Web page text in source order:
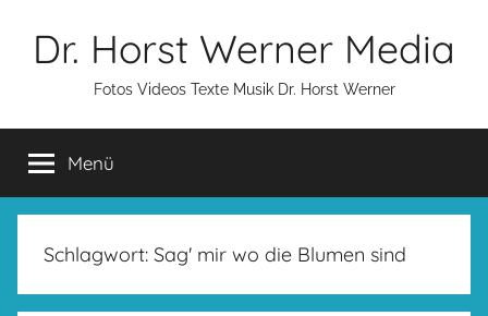
InhaltDr. Horst Werner Media
Fotos Videos Texte Musik Dr. Horst Werner
Menü
Schlagwort: Sag' mir wo die Blumen sind